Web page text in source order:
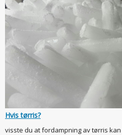
Hvis tørris?
visste du at fordampning av tørris